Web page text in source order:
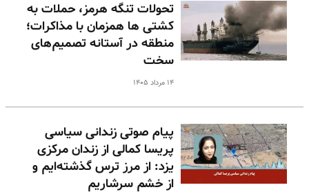
تحولات تنگه هرمز، حملات به
کشتی ها همزمان با مذاکرات؛
منطقه در آستانه تصمیم‌های
سخت
۱۴ مرداد ۱۴۰۵
پیام صوتی زندانی سیاسی
پریسا کمالی از زندان مرکزی
یزد: از مرز ترس گذشته‌ایم و
از خشم سرشاریم